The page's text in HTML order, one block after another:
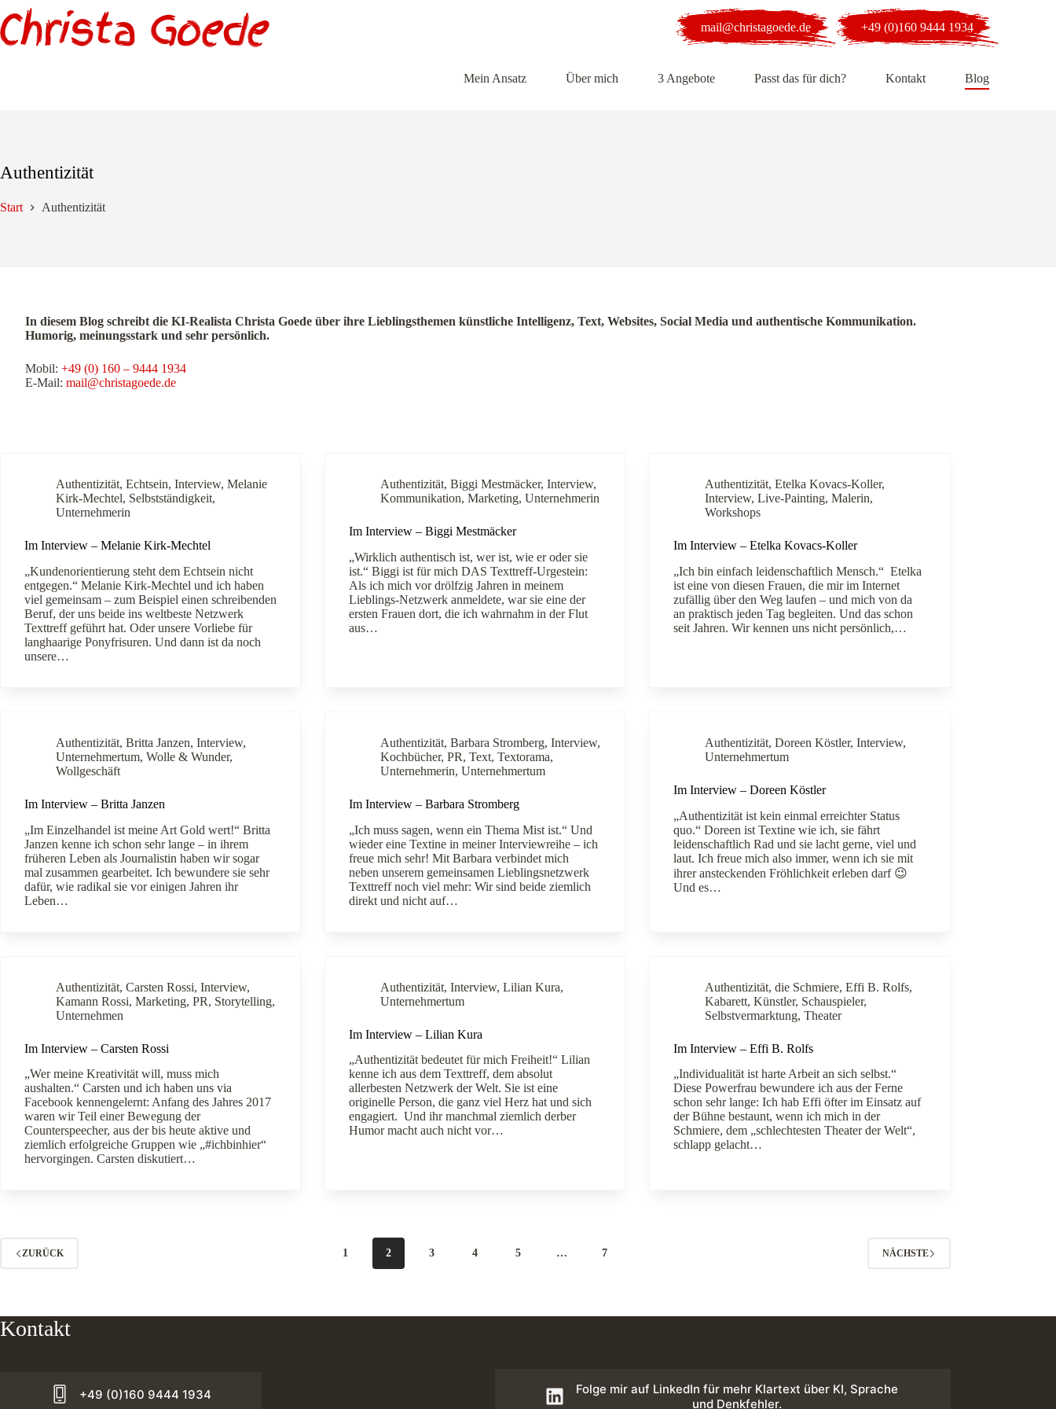
Inhalt
springen
mail@christagoede.de +49 (0)160 9444 1934
Mein Ansatz Über mich 3 Angebote Passt das für dich? Kontakt Blog
Authentizität
Start Authentizität
In diesem Blog schreibt die KI-Realista Christa Goede über ihre Lieblingsthemen künstliche Intelligenz, Text, Websites, Social Media und authentische Kommunikation.
Humorig, meinungsstark und sehr persönlich.
Mobil: +49 (0) 160 – 9444 1934
E-Mail: mail@christagoede.de
Authentizität, Echtsein, Interview, Melanie
Kirk-Mechtel, Selbstständigkeit,
Unternehmerin
Im Interview – Melanie Kirk-Mechtel
„Kundenorientierung steht dem Echtsein nicht
entgegen.“ Melanie Kirk-Mechtel und ich haben
viel gemeinsam – zum Beispiel einen schreibenden
Beruf, der uns beide ins weltbeste Netzwerk
Texttreff geführt hat. Oder unsere Vorliebe für
langhaarige Ponyfrisuren. Und dann ist da noch
unsere…
Authentizität,Biggi Mestmäcker,Interview,
Kommunikation,Marketing,Unternehmerin
Im Interview – Biggi Mestmäcker
„Wirklich authentisch ist, wer ist, wie er oder sie
ist.“ Biggi ist für mich DAS Texttreff-Urgestein:
Als ich mich vor drölfzig Jahren in meinem
Lieblings-Netzwerk anmeldete, war sie eine der
ersten Frauen dort, die ich wahrnahm in der Flut
aus…
Authentizität,Etelka Kovacs-Koller,
Interview,Live-Painting,Malerin,
Workshops
Im Interview – Etelka Kovacs-Koller
„Ich bin einfach leidenschaftlich Mensch.“ Etelka
ist eine von diesen Frauen, die mir im Internet
zufällig über den Weg laufen – und mich von da
an praktisch jeden Tag begleiten. Und das schon
seit Jahren. Wir kennen uns nicht persönlich,…
Authentizität, Britta Janzen, Interview,
Unternehmertum, Wolle & Wunder,
Wollgeschäft
Im Interview – Britta Janzen
„Im Einzelhandel ist meine Art Gold wert!“ Britta
Janzen kenne ich schon sehr lange – in ihrem
früheren Leben als Journalistin haben wir sogar
mal zusammen gearbeitet. Ich bewundere sie sehr
dafür, wie radikal sie vor einigen Jahren ihr
Leben…
Authentizität,Barbara Stromberg,Interview,
Kochbücher,PR,Text,Textorama,
Unternehmerin,Unternehmertum
Im Interview – Barbara Stromberg
„Ich muss sagen, wenn ein Thema Mist ist.“ Und
wieder eine Textine in meiner Interviewreihe – ich
freue mich sehr! Mit Barbara verbindet mich
neben unserem gemeinsamen Lieblingsnetzwerk
Texttreff noch viel mehr: Wir sind beide ziemlich
direkt und nicht auf…
Authentizität,Doreen Köstler,Interview,
Unternehmertum
Im Interview – Doreen Köstler
„Authentizität ist kein einmal erreichter Status
quo.“ Doreen ist Textine wie ich, sie fährt
leidenschaftlich Rad und sie lacht gerne, viel und
laut. Ich freue mich also immer, wenn ich sie mit
ihrer ansteckenden Fröhlichkeit erleben darf 😉
Und es…
Authentizität, Carsten Rossi, Interview,
Kamann Rossi, Marketing, PR, Storytelling,
Unternehmen
Im Interview – Carsten Rossi
„Wer meine Kreativität will, muss mich
aushalten.“ Carsten und ich haben uns via
Facebook kennengelernt: Anfang des Jahres 2017
waren wir Teil einer Bewegung der
Counterspeecher, aus der bis heute aktive und
ziemlich erfolgreiche Gruppen wie „#ichbinhier“
hervorgingen. Carsten diskutiert…
Authentizität,Interview,Lilian Kura,
Unternehmertum
Im Interview – Lilian Kura
„Authentizität bedeutet für mich Freiheit!“ Lilian
kenne ich aus dem Texttreff, dem absolut
allerbesten Netzwerk der Welt. Sie ist eine
originelle Person, die ganz viel Herz hat und sich
engagiert. Und ihr manchmal ziemlich derber
Humor macht auch nicht vor…
Authentizität,die Schmiere,Effi B. Rolfs,
Kabarett,Künstler, Schauspieler,
Selbstvermarktung,Theater
Im Interview – Effi B. Rolfs
„Individualität ist harte Arbeit an sich selbst.“
Diese Powerfrau bewundere ich aus der Ferne
schon sehr lange: Ich hab Effi öfter im Einsatz auf
der Bühne bestaunt, wenn ich mich in der
Schmiere, dem „schlechtesten Theater der Welt“,
schlapp gelacht…
ZURÜCK 1 2 3 4 5 … 7 NÄCHSTE
Kontakt
+49 (0)160 9444 1934
Folge mir auf LinkedIn für mehr Klartext über KI, Sprache
und Denkfehler.